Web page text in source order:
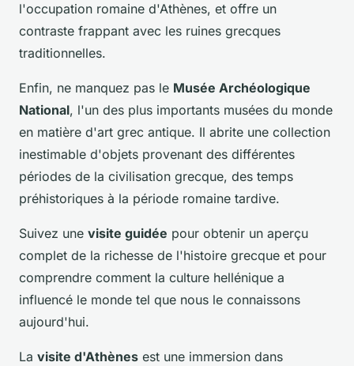
l'occupation romaine d'Athènes, et offre un
contraste frappant avec les ruines grecques
traditionnelles.
Enfin, ne manquez pas le Musée Archéologique
National, l'un des plus importants musées du monde
en matière d'art grec antique. Il abrite une collection
inestimable d'objets provenant des différentes
périodes de la civilisation grecque, des temps
préhistoriques à la période romaine tardive.
Suivez une visite guidée pour obtenir un aperçu
complet de la richesse de l'histoire grecque et pour
comprendre comment la culture hellénique a
influencé le monde tel que nous le connaissons
aujourd'hui.
La visite d'Athènes est une immersion dans